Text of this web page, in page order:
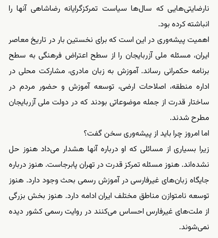
نارضایتی‌هایی که سال‌ها سیاست تمرکزگرایانه رضاشاهی آنها را
انباشته کرده بود.
اهمیت پیشه‌وری در این است که برای نخستین بار در تاریخ معاصر
ایران، مسئله ملی آزربایجان را از سطح اعتراض فرهنگی به سطح
برنامه حکمرانی رساند. آموزش به زبان مادری، مشارکت محلی در
اداره منطقه، اصلاحات ارضی، توسعه آموزش و حضور مردم در
ساختار قدرت از جمله موضوعاتی بودند که در دولت ملی آزربایجان
مطرح شدند.
اما امروز چرا باید از پیشه‌وری سخن گفت؟
زیرا بسیاری از مسائلی که او درباره آنها هشدار می‌داد هنوز حل
نشده‌اند. هنوز مسئله تمرکز قدرت در تهران پابرجاست. هنوز درباره
جایگاه زبان‌های غیرفارسی در آموزش رسمی بحث وجود دارد. هنوز
توسعه نامتوازن مناطق مختلف ایران ادامه دارد. هنوز بخش بزرگی
از ملت‌های غیرفارس احساس می‌کنند در روایت رسمی کشور دیده
نمی‌شوند.